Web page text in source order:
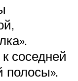
соседней
полосы».